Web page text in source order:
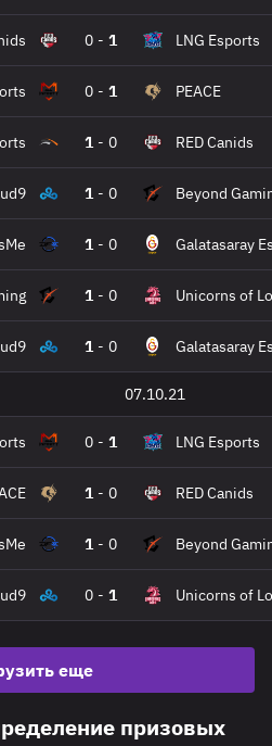
0 - 1 LNG Esports
0 - 1 PEACE
1 - 0 RED Canids
1 - 0 Beyond
1 - 0 Galatasaray
1 - 0 Unicorns of
1 - 0 Galatasaray
07.10.21
0 - 1 LNG Esports
1 - 0 RED Canids
1 - 0 Beyond
0 - 1 Unicorns of
еще
призовых